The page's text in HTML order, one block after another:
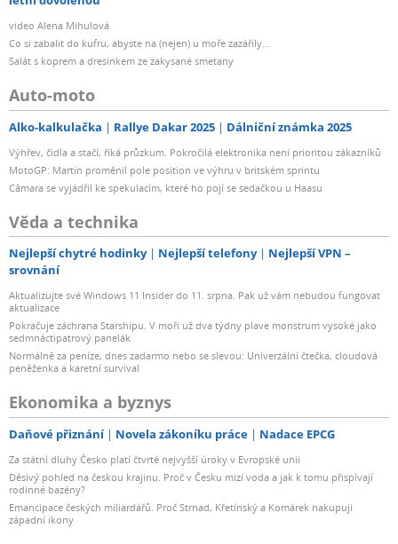
video Alena Mihulová
Co si zabalit do kufru, abyste na (nejen) u moře zazářily...
Salát s koprem a dresinkem ze zakysané smetany
Auto-moto
Alko-kalkulačka Rallye Dakar 2025 Dálniční známka 2025
Výhřev, čidla a stačí, říká průzkum. Pokročilá elektronika není prioritou zákazníků
MotoGP: Martin proměnil pole position ve výhru v britském sprintu
Câmara se vyjádřil ke spekulacím, které ho pojí se sedačkou u Haasu
Věda a technika
Nejlepší chytré hodinky Nejlepší telefony
Nejlepší VPN –
srovnání
Aktualizujte své Windows 11 Insider do 11. srpna. Pak už vám nebudou fungovat
aktualizace
Pokračuje záchrana Starshipu. V moři už dva týdny plave monstrum vysoké jako
sedmnáctipatrový panelák
Normálně za peníze, dnes zadarmo nebo se slevou: Univerzální čtečka, cloudová
peněženka a karetní survival
Ekonomika a byznys
Daňové přiznání Novela zákoníku práce Nadace EPCG
Za státní dluhy Česko platí čtvrté nejvyšší úroky v Evropské unii
Děsivý pohled na českou krajinu. Proč v Česku mizí voda a jak k tomu přispívají
rodinné bazény?
Emancipace českých miliardářů. Proč Strnad, Křetínský a Komárek nakupují
západní ikony